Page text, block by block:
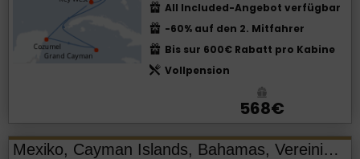
All Included-Angebot verfügbar
-60% auf den 2. Mitfahrer
Bis sur 600€ Rabatt pro Kabine
Vollpension
568€
Mexiko, Cayman Islands, Bahamas, Vereinigte Staaten von Amerika